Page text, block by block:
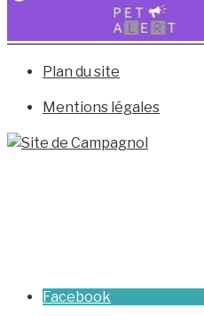
Plan du site
Mentions légales
Facebook